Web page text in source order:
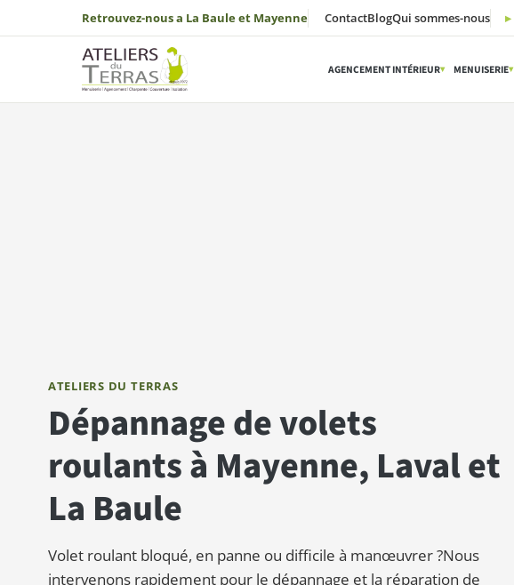
Aller au contenuRetrouvez-nous a La Baule et Mayenne ContactBlogQui sommes-nous
AGENCEMENT INTÉRIEUR▾ MENUISERIE▾
ATELIERS DU TERRAS
Dépannage de volets
roulants à Mayenne, Laval et
La Baule
Volet roulant bloqué, en panne ou difficile à manœuvrer ?Nous
intervenons rapidement pour le dépannage et la réparation de